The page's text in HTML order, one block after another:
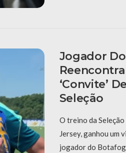
Jogador
‘convite’
Seleção
O treino da
Jersey, ganhou um
jogador do